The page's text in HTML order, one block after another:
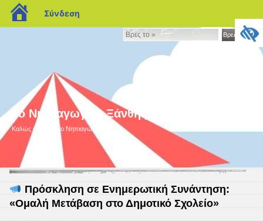
Βρες
Βρες το »
9ο Νηπιαγωγείο Ξάνθης
Καλώς ήρθατε στο Nηπιαγωγείο μας!
Πρόσκληση σε Ενημερωτική Συνάντηση:
«Ομαλή Μετάβαση στο Δημοτικό Σχολείο»
blogs.sch.gr
Σύνδεση